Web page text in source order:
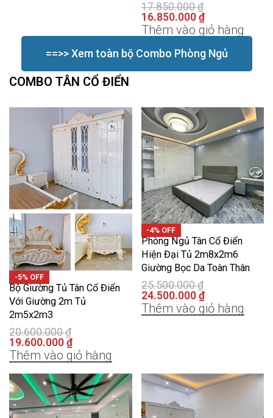
17.850.000₫
16.850.000 ₫
Thêm vào giỏ hàng
==>> Xem toàn bộ Combo Phòng Ngủ
COMBO TÂN CỔ ĐIỂN
-5% OFF
Bộ Giường Tủ Tân Cổ Điển
Với Giường 2m Tủ
2m5x2m3
20.600.000₫
19.600.000 ₫
Thêm vào giỏ hàng
-4% OFF
Phòng Ngủ Tân Cổ Điển
Hiện Đại Tủ 2m8x2m6
Giường Bọc Da Toàn Thân
25.500.000₫
24.500.000 ₫
Thêm vào giỏ hàng